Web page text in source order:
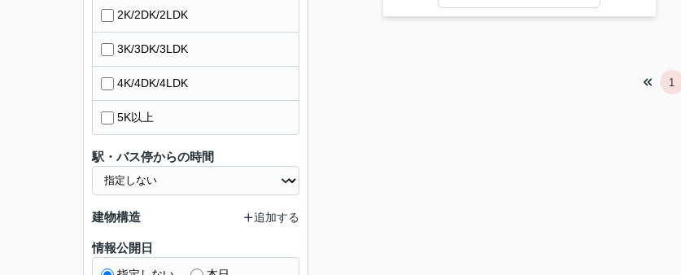
1
2K/2DK/2LDK
3K/3DK/3LDK
4K/4DK/4LDK
5K以上
駅・バス停からの時間
建物構造 追加する
情報公開日